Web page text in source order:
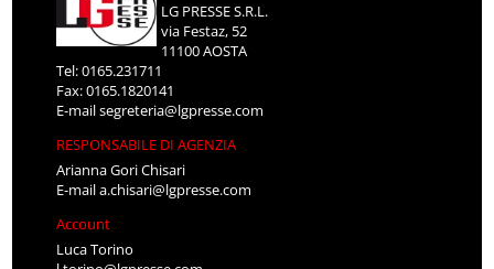
LG PRESSE S.R.L.
via Festaz, 52
11100 AOSTA
Tel: 0165.231711
Fax: 0165.1820141
E-mailsegreteria@lgpresse.com
RESPONSABILE DI AGENZIA
Arianna Gori Chisari
E-maila.chisari@lgpresse.com
Account
Luca Torino